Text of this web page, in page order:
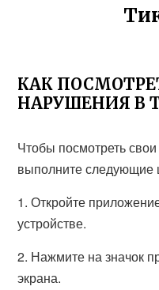
КАК
НАРУШЕНИЯ В
Чтобы посмотреть
выполните следующие
1. Откройте
устройстве.
2. Нажмите на значок
экрана.